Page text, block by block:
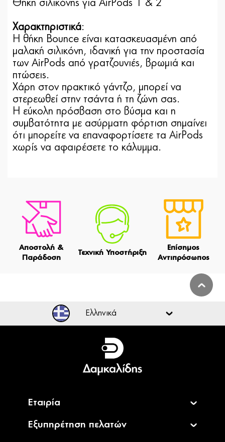
Θήκη σιλικόνης για AirPods 1 & 2
Χαρακτηριστικά:
Η θήκη Bounce είναι κατασκευασμένη από
μαλακή σιλικόνη, ιδανική για την προστασία
των AirPods από γρατζουνιές, βρωμιά και
πτώσεις.
Χάρη στον πρακτικό γάντζο, μπορεί να
στερεωθεί στην τσάντα ή τη ζώνη σας.
Η εύκολη πρόσβαση στο βύσμα και η
συμβατότητα με ασύρματη φόρτιση σημαίνει
ότι μπορείτε να επαναφορτίσετε τα AirPods
χωρίς να αφαιρέσετε το κάλυμμα.
Αποστολή &
Παράδοση
Τεχνική Υποστήριξη
Επίσημος
Αντιπρόσωπος
Ελληνικά
Ελληνικά
English
Εταιρία
Εξυπηρέτηση πελατών